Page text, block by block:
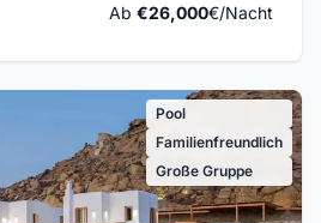
Ab €26,000€/Nacht
Pool
Familienfreundlich
Große Gruppe